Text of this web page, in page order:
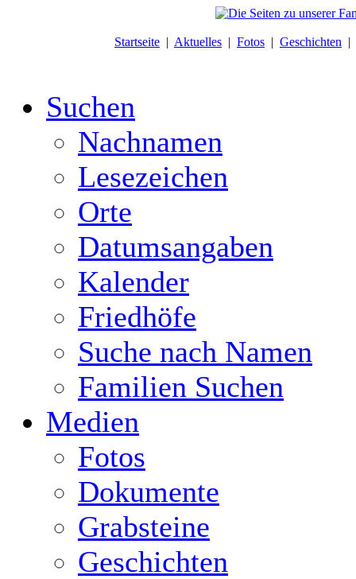
Startseite | Aktuelles | Fotos | Geschichten |
Suchen
Nachnamen
Lesezeichen
Orte
Datumsangaben
Kalender
Friedhöfe
Suche nach Namen
Familien Suchen
Medien
Fotos
Dokumente
Grabsteine
Geschichten